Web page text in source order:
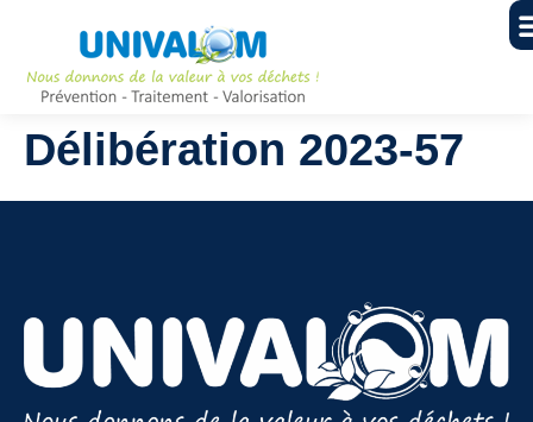
Délibération 2023-57